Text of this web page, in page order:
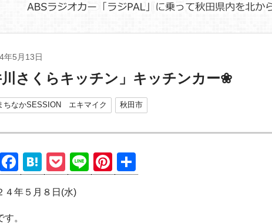
年5月13日
川さくらキッチン」キッチンカー❀
ちなかSESSION エキマイク 秋田市
X
F
a
c
H
at
e
P
o
ck
Li
n
Pi
nt 有
４年５月８日(水)
。